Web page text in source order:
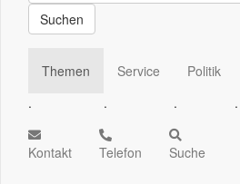
Suchen
Themen
.
Service
.
Politik
.
.
Kontakt
Telefon
Suche